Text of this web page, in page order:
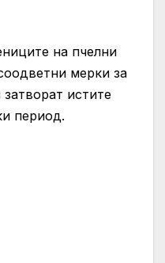
на пчелни
мерки за
истите
период.